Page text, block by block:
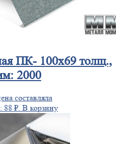
ПК- 100х69 толщ.,
2000
составляла
88 ₽. В корзину